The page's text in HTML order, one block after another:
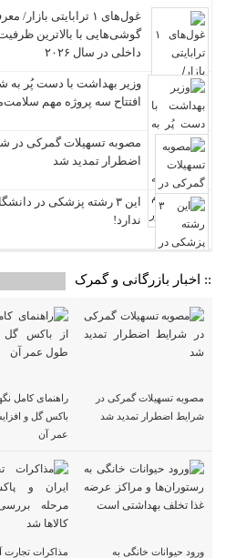
غول‌های ۱ ترابایتی بازار/
گوشی‌هایی با بالاترین
داخلی در سال ۲۰۲۶
وزیر بهداشت با دست پُر به
افتتاح سه پروژه مهم
مصوبه تسهیلات گمرکی در
اضطرار تمدید شد
این ۳ رشته پزشکی در
ندارد!
:: اخبار بازرگانی و گمرک
مصوبه تسهیلات گمرکی در
شرایط اضطرار تمدید شد
راهنمای کامل
باکس گل و
عمر آن
ورود حیوانات خانگی به
مذاکرات تجارت